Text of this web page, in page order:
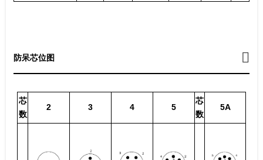
防呆芯位图
芯
数
2 3 4 5
芯
数
5A